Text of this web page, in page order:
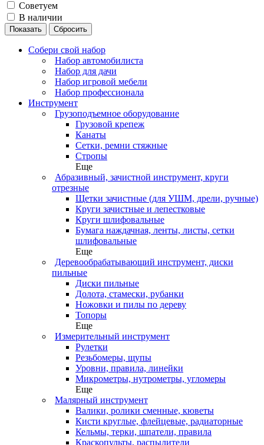
Советуем
В наличии
Сбросить
Собери свой набор
Набор автомобилиста
Набор для дачи
Набор игровой мебели
Набор профессионала
Инструмент
Грузоподъемное оборудование
Грузовой крепеж
Канаты
Сетки, ремни стяжные
Стропы
Еще
Абразивный, зачистной инструмент, круги
отрезные
Щетки зачистные (для УШМ, дрели, ручные)
Круги зачистные и лепестковые
Круги шлифовальные
Бумага наждачная, ленты, листы, сетки
шлифовальные
Еще
Деревообрабатывающий инструмент, диски
пильные
Диски пильные
Долота, стамески, рубанки
Ножовки и пилы по дереву
Топоры
Еще
Измерительный инструмент
Рулетки
Резьбомеры, щупы
Уровни, правила, линейки
Микрометры, нутрометры, угломеры
Еще
Малярный инструмент
Валики, ролики сменные, кюветы
Кисти круглые, флейцевые, радиаторные
Кельмы, терки, шпатели, правила
Краскопульты, распылители